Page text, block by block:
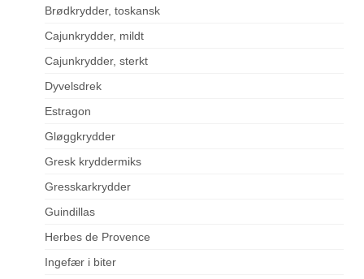
Brødkrydder, toskansk
Cajunkrydder, mildt
Cajunkrydder, sterkt
Dyvelsdrek
Estragon
Gløggkrydder
Gresk kryddermiks
Gresskarkrydder
Guindillas
Herbes de Provence
Ingefær i biter